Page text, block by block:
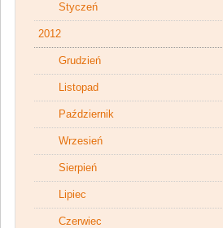
Styczeń
2012
Grudzień
Listopad
Październik
Wrzesień
Sierpień
Lipiec
Czerwiec